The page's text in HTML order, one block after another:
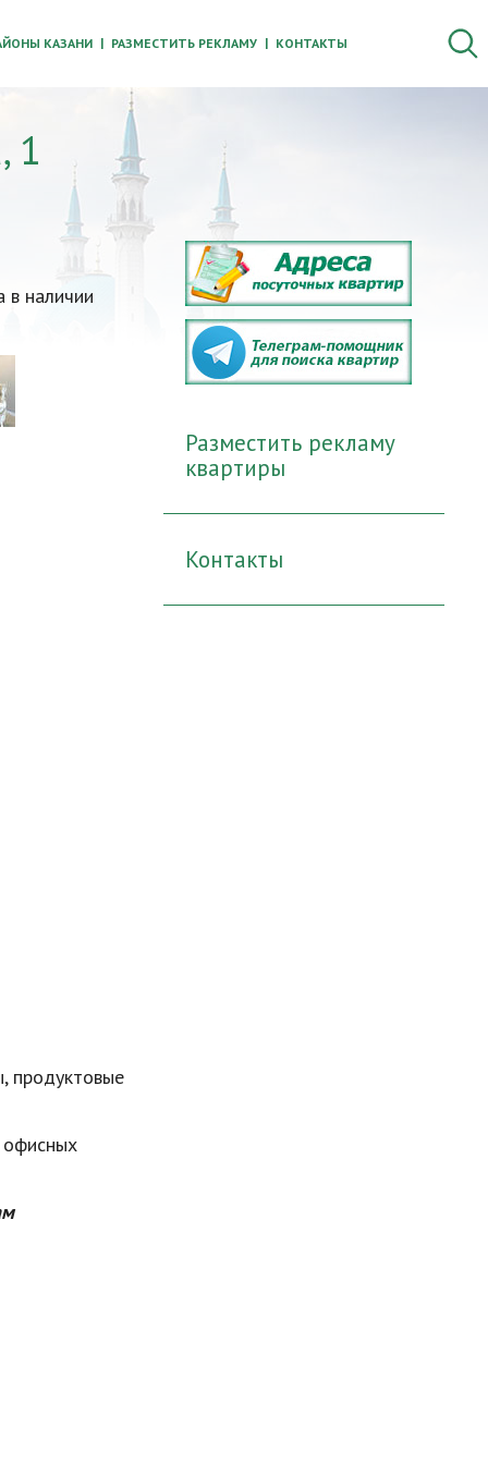
КАЗАНИ РАЗМЕСТИТЬ РЕКЛАМУ КОНТАКТЫ
1
в наличии
продуктовые
офисных
Разместить рекламу
квартиры
Контакты